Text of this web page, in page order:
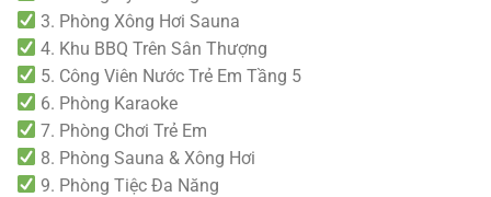
3. Phòng Xông Hơi Sauna
4. Khu BBQ Trên Sân Thượng
5. Công Viên Nước Trẻ Em Tầng 5
6. Phòng Karaoke
7. Phòng Chơi Trẻ Em
8. Phòng Sauna & Xông Hơi
9. Phòng Tiệc Đa Năng